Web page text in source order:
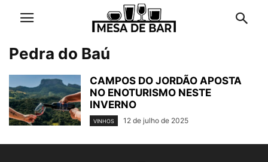
Pedra do Baú
CAMPOS DO JORDÃO APOSTA
NO ENOTURISMO NESTE
INVERNO
VINHOS 12 de julho de 2025